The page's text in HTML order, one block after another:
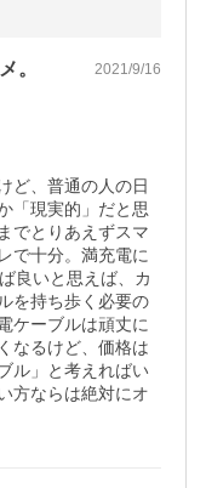
。 2021/9/16
ど、普通の人の日
「現実的」だと思
でとりあえずスマ
で十分。満充電に
良いと思えば、カ
を持ち歩く必要の
ケーブルは頑丈に
なるけど、価格は
ル」と考えればい
方ならは絶対にオ